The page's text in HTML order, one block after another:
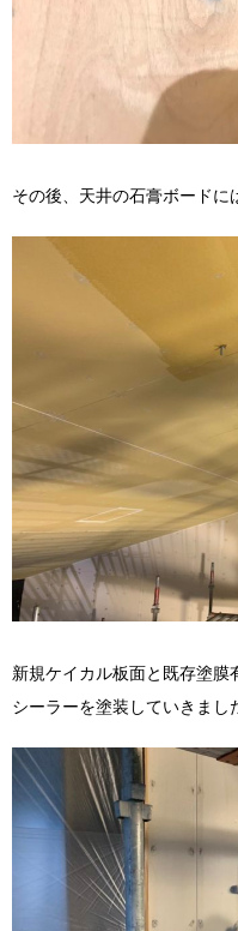
その後、天井の石膏ボードに
新規ケイカル板面と既存塗膜
シーラーを塗装していきまし